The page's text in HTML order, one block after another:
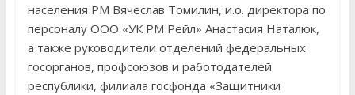
населения РМ Вячеслав Томилин, и.о. директора по
персоналу ООО «УК РМ Рейл» Анастасия Наталюк,
а также руководители отделений федеральных
госорганов, профсоюзов и работодателей
республики, филиала госфонда «Защитники